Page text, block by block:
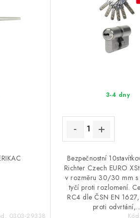
0303-29338
3-4 dny
Bezpečnostní
Richter Czech EURO
v rozměru 30/30 mm s
tyčí proti rozlomení.
RC4 dle ČSN EN
proti